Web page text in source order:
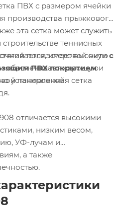
ПВХ с размером ячейки
производства прыжкового
эта сетка может служить
теннисных
имеет высокую
обеспечивает хорошую
установленная сетка
полиэстеровой нитис
ПВХ покрытиеми
лакировкой.
отличается высокими
низким весом,
УФ-лучам и
а также